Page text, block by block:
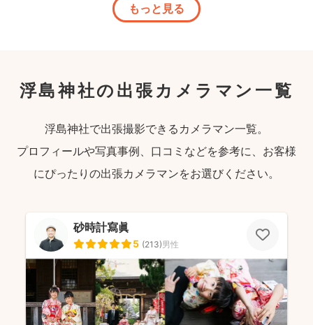
もっと見る
浮島神社の出張カメラマン一覧
浮島神社で出張撮影できるカメラマン一覧。
プロフィールや写真事例、口コミなどを参考に、お客様
にぴったりの出張カメラマンをお選びください。
砂時計寫眞
5 (213)男性